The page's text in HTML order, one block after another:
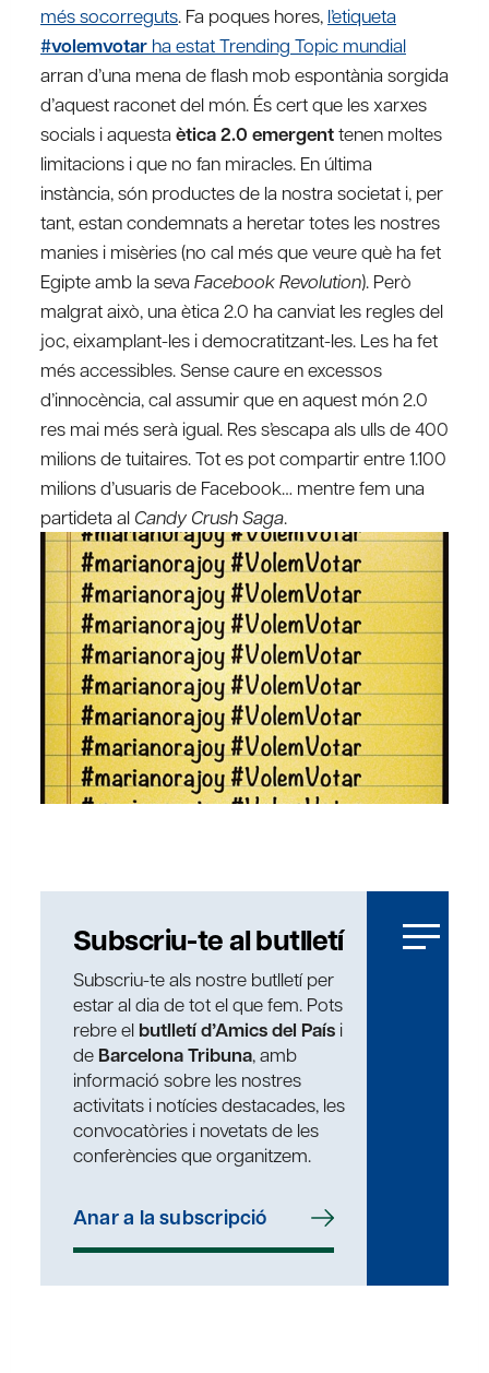
més socorreguts. Fa poques hores, l’etiqueta
#volemvotar ha estat Trending Topic mundial
arran d’una mena de flash mob espontània sorgida
d’aquest raconet del món. És cert que les xarxes
socials i aquesta ètica 2.0 emergenttenen moltes
limitacions i que no fan miracles. En última
instància, són productes de la nostra societat i, per
tant, estan condemnats a heretar totes les nostres
manies i misèries (no cal més que veure què ha fet
Egipte amb la seva Facebook Revolution). Però
malgrat això, una ètica 2.0 ha canviat les regles del
joc, eixamplant-les i democratitzant-les. Les ha fet
més accessibles. Sense caure en excessos
d’innocència, cal assumir que en aquest món 2.0
res mai més serà igual. Res s’escapa als ulls de 400
milions de tuitaires. Tot es pot compartir entre 1.100
milions d’usuaris de Facebook… mentre fem una
partideta al Candy Crush Saga.
Subscriu-te al butlletí
Subscriu-te als nostre butlletí per
estar al dia de tot el que fem. Pots
rebre el butlletí d’Amics del País i
de Barcelona Tribuna, amb
informació sobre les nostres
activitats i notícies destacades, les
convocatòries i novetats de les
conferències que organitzem.
Anar a la subscripció